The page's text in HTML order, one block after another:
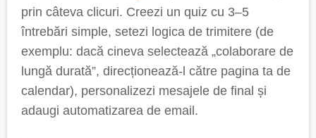
prin câteva clicuri. Creezi un quiz cu 3–5
întrebări simple, setezi logica de trimitere (de
exemplu: dacă cineva selectează „colaborare de
lungă durată”, direcționează-l către pagina ta de
calendar), personalizezi mesajele de final și
adaugi automatizarea de email.